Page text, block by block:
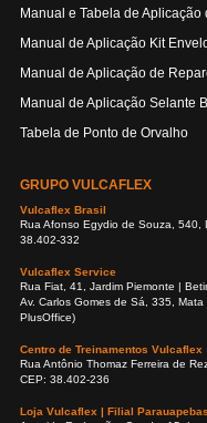
Manual e Tabela de Aplicação
Manual de Aplicação Kit
Manual de Aplicação de
Manual de Aplicação Selante
Tabela de Ponto de Orvalho
GRUPO VULCAFLEX
Vulcaflex Brasil
Rua Afonso Egydio de Souza, 540,
38.402-332
Vulcaflex Service
Rua Fiat, 41, Jardim Piemonte |
Av. Carlos Gomes de Sá, 335,
PlusOffice)
Centro de Treinamentos Vulcaflex
Rua Antônio Thomaz Ferreira de
CEP: 38.402-236
Loja Vulcaflex | Filial Parauapebas